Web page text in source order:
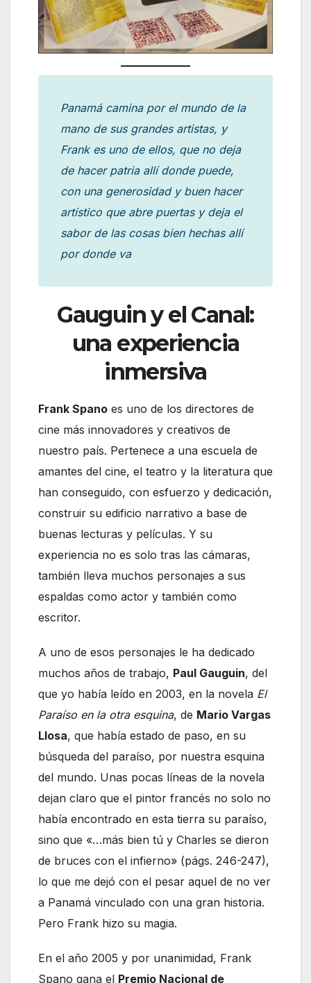
Panamá camina por el mundo de la
mano de sus grandes artistas, y
Frank es uno de ellos, que no deja
de hacer patria allí donde puede,
con una generosidad y buen hacer
artístico que abre puertas y deja el
sabor de las cosas bien hechas allí
por donde va
Gauguin y el Canal:
una experiencia
inmersiva
Frank Spano es uno de los directores de
cine más innovadores y creativos de
nuestro país. Pertenece a una escuela de
amantes del cine, el teatro y la literatura que
han conseguido, con esfuerzo y dedicación,
construir su edificio narrativo a base de
buenas lecturas y películas. Y su
experiencia no es solo tras las cámaras,
también lleva muchos personajes a sus
espaldas como actor y también como
escritor.
A uno de esos personajes le ha dedicado
muchos años de trabajo, Paul Gauguin, del
que yo había leído en 2003, en la novela El
Paraíso en la otra esquina, de Mario Vargas
Llosa, que había estado de paso, en su
búsqueda del paraíso, por nuestra esquina
del mundo. Unas pocas líneas de la novela
dejan claro que el pintor francés no solo no
había encontrado en esta tierra su paraíso,
sino que «…más bien tú y Charles se dieron
de bruces con el infierno» (págs. 246-247),
lo que me dejó con el pesar aquel de no ver
a Panamá vinculado con una gran historia.
Pero Frank hizo su magia.
En el año 2005 y por unanimidad, Frank
Spano gana el Premio Nacional de